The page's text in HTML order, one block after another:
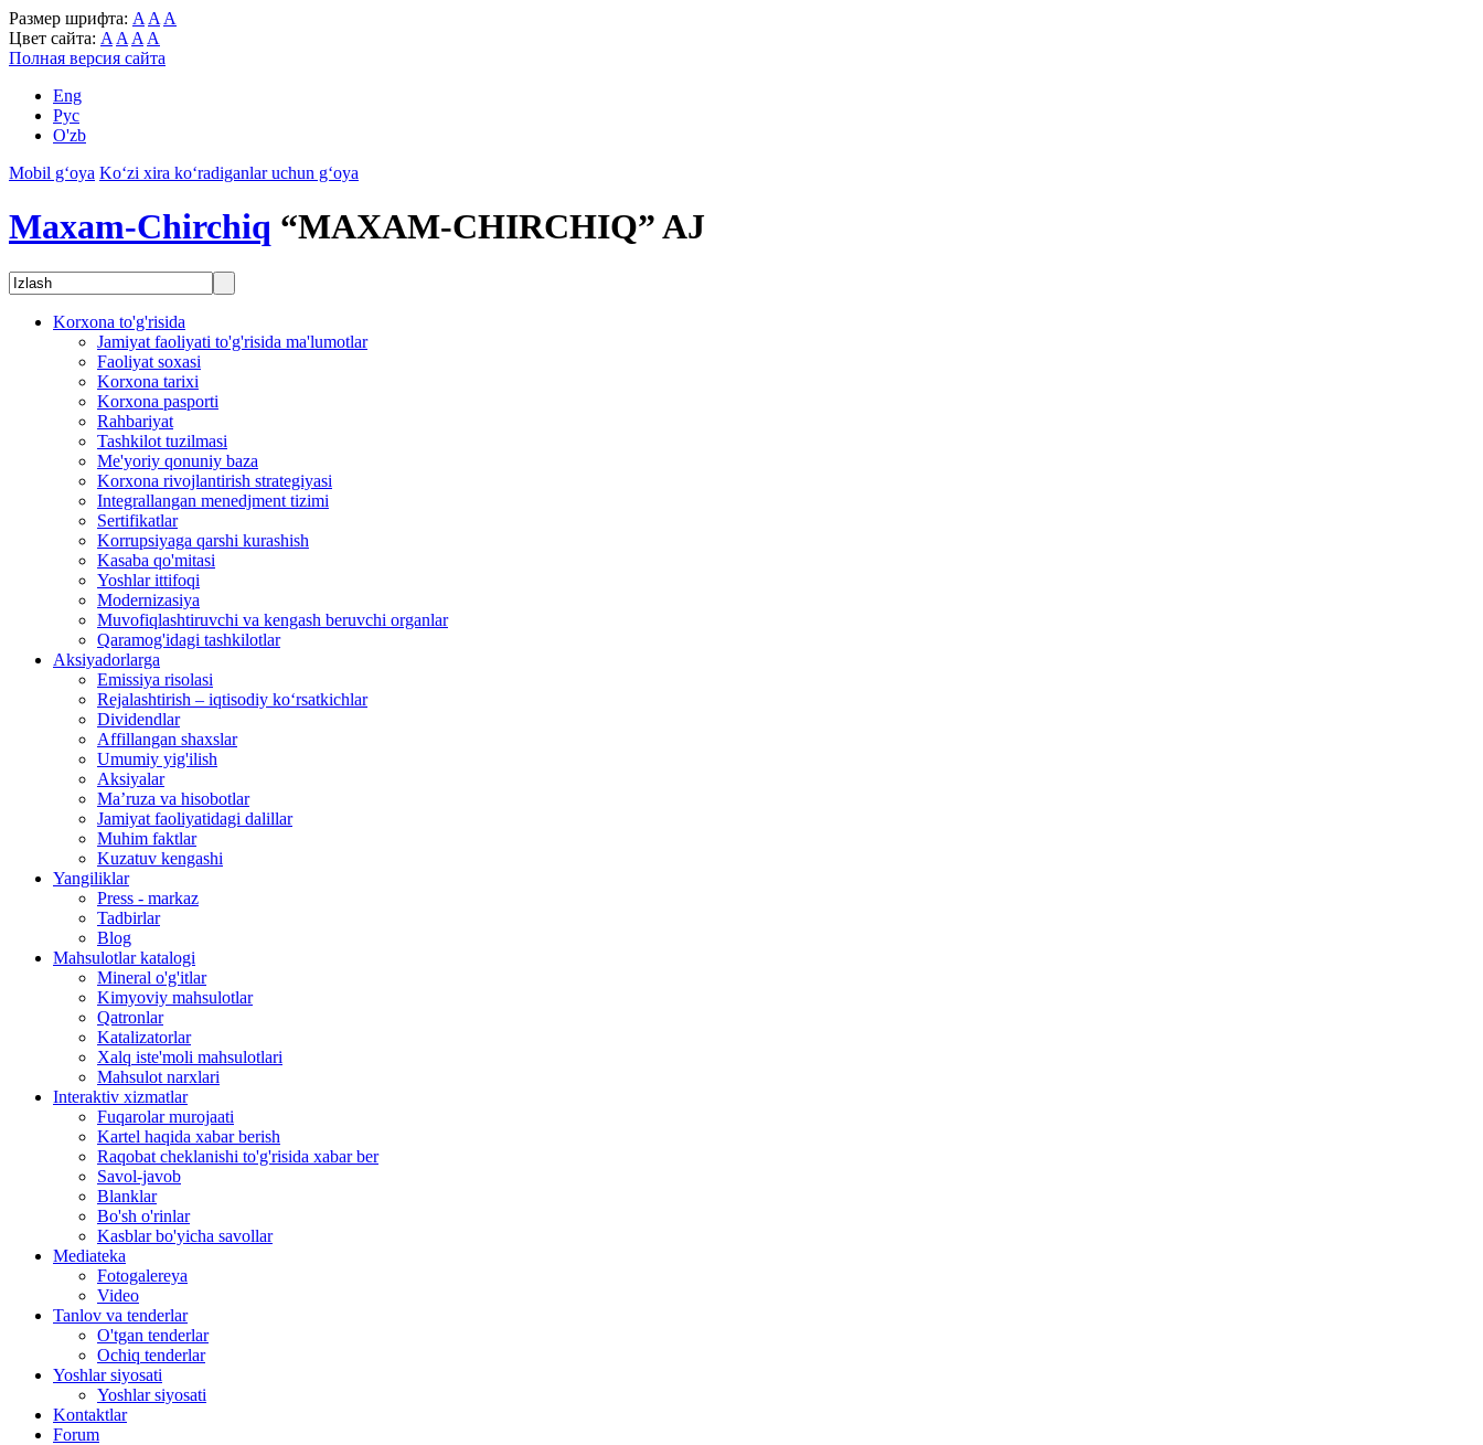
Размер шрифта: A A A
Цвет сайта: A A A A
Полная версия сайта
Eng
Рус
O'zb
Mobil g‘oya Ko‘zi xira ko‘radiganlar uchun g‘oya
Maxam-Chirchiq “MAXAM-CHIRCHIQ” AJ
Korxona to'g'risida
Jamiyat faoliyati to'g'risida ma'lumotlar
Faoliyat soxasi
Korxona tarixi
Korxona pasporti
Rahbariyat
Tashkilot tuzilmasi
Me'yoriy qonuniy baza
Korxona rivojlantirish strategiyasi
Integrallangan menedjment tizimi
Sertifikatlar
Korrupsiyaga qarshi kurashish
Kasaba qo'mitasi
Yoshlar ittifoqi
Modernizasiya
Muvofiqlashtiruvchi va kengash beruvchi organlar
Qaramog'idagi tashkilotlar
Aksiyadorlarga
Emissiya risolasi
Rejalashtirish – iqtisodiy ko‘rsatkichlar
Dividendlar
Affillangan shaxslar
Umumiy yig'ilish
Aksiyalar
Ma’ruza va hisobotlar
Jamiyat faoliyatidagi dalillar
Muhim faktlar
Kuzatuv kengashi
Yangiliklar
Press - markaz
Tadbirlar
Blog
Mahsulotlar katalogi
Mineral o'g'itlar
Kimyoviy mahsulotlar
Qatronlar
Katalizatorlar
Xalq iste'moli mahsulotlari
Mahsulot narxlari
Interaktiv xizmatlar
Fuqarolar murojaati
Kartel haqida xabar berish
Raqobat cheklanishi to'g'risida xabar ber
Savol-javob
Blanklar
Bo'sh o'rinlar
Kasblar bo'yicha savollar
Mediateka
Fotogalereya
Video
Tanlov va tenderlar
O'tgan tenderlar
Ochiq tenderlar
Yoshlar siyosati
Yoshlar siyosati
Kontaktlar
Forum